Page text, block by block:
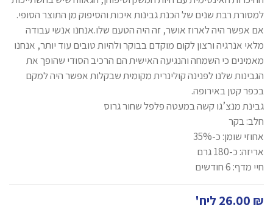
למסורת רבת שנים של הכנת גבינות איכות והסיפוק מן התוצר הסופי.
אם אפשר היה לארוז אושר, זה היה הטעם שלו.אנחנו אנשי עבודה
מלאי אנרגיה ורצון לקום מוקדם בבוקר ולהיות טובים עוד יותר, אנחנו
מאמינים כי השמחה והנגיעה האישית הם הרכיב הסודי שהופך את
הגבינות שלנו לפנינה קולינרית מקומית שבקלות אפשר היה למקם
בכפר קטן באירופה.
גבינת מנצ’גו קשה במעטה פלפל שחור גרוס
חלב: בקר
אחוזי שומן: כ-35%
אריזה: כ-180 גרם
חיי מדף: 6 חודשים
26.00 ₪ ליח'